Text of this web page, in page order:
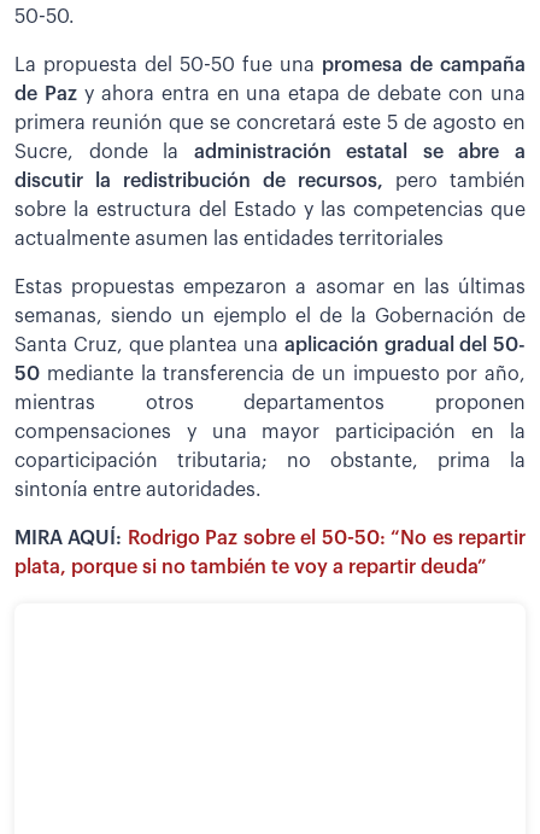
50-50.
La propuesta del 50-50 fue una promesa de campaña
de Paz y ahora entra en una etapa de debate con una
primera reunión que se concretará este 5 de agosto en
Sucre, donde la administración estatal se abre a
discutir la redistribución de recursos, pero también
sobre la estructura del Estado y las competencias que
actualmente asumen las entidades territoriales
Estas propuestas empezaron a asomar en las últimas
semanas, siendo un ejemplo el de la Gobernación de
Santa Cruz, que plantea una aplicación gradual del 50-
50 mediante la transferencia de un impuesto por año,
mientras otros departamentos proponen
compensaciones y una mayor participación en la
coparticipación tributaria; no obstante, prima la
sintonía entre autoridades.
MIRA AQUÍ: Rodrigo Paz sobre el 50-50: “No es repartir
plata, porque si no también te voy a repartir deuda”